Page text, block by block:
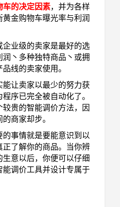
车的决定因素，并为各样
金购物车曝光率与利润
业级的卖家是最好的选
丶多种独特商品丶或拥
线的卖家使用。
让卖家以最少的努力获
序已完全被自动化了。
贵的智能调价方法，因
商家却步。
事情就是要能意识到以
正了解你的商品。当你辨
意以后，你便可以仔细
调价工具并设计专属于